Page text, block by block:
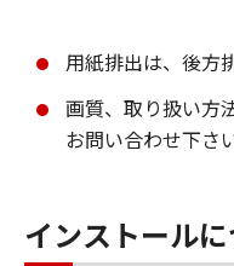
メント及びその
甲が指定する特
れる可能性の
版を含みます。
ータの記憶装置
はCPUで実行す
用紙排出は、後方
画質、取り扱い方
お問い合わせ下さ
インストール